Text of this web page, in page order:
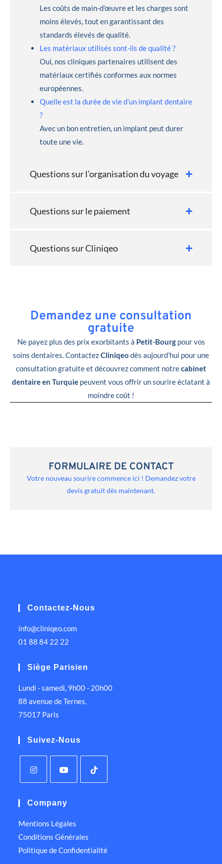
Les coûts de main-d’œuvre et les charges sont
moins élevés, tout en garantissant des
standards élevés de qualité.
Les matériaux utilisés sont-ils de qualité ?
Oui, nos cliniques partenaires utilisent des
matériaux certifiés conformes aux normes
européennes.
Quelle est la durée de vie d’un implant dentaire
?
Avec un bon entretien, un implant peut durer
toute une vie.
Questions sur l’organisation du voyage
Questions sur le paiement
Questions sur Cliniqeo
Demandez une consultation
gratuite
Ne payez plus des prix exorbitants à Petit-Bourgpour vos
soins dentaires. ContactezCliniqeo dès aujourd’hui pour une
consultation gratuite et découvrez comment notrecabinet
dentaire en Turquie peuvent vous offrir un sourire éclatant à
moindre coût !
FORMULAIRE DE CONTACT
Votre nouveau sourire commence ici ! Demandez votre
devis gratuit dès maintenant.
Contactez-Nous
info@cliniqeo.com
01 88 84 22 22
Siège Parisien
Lundi - samedi, 9h00 - 20h00
88 avenue de Ternes,
75017 Paris
Suivez-Nous
Company
Mentions Légales
Conditions Générales
Politique de Confidentialité